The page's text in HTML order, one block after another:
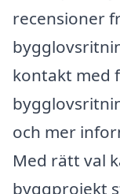
recensioner
kontakt med
och mer
Med rätt val
byggprojekt